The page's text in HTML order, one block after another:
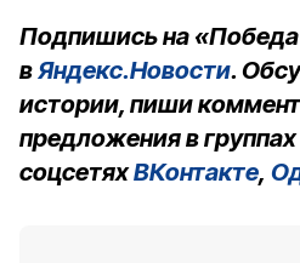
Подпишись на «Победа
вЯндекс.Новости.
истории, пиши
предложения в
соцсетяхВКонтакте,